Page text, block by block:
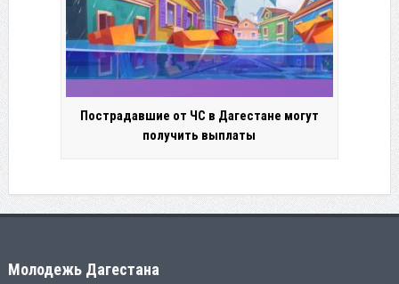
Пострадавшие от ЧС в Дагестане могут
получить выплаты
Молодежь Дагестана